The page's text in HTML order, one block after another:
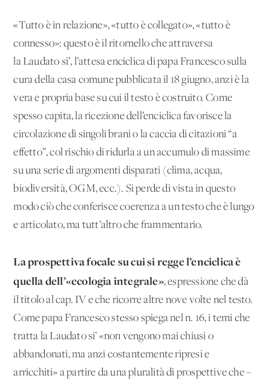
«Tutto è in relazione», «tutto è collegato», «tutto è
connesso»: questo è il ritornello che attraversa
la Laudato si’, l’attesa enciclica di papa Francesco sulla
cura della casa comune pubblicata il 18 giugno, anzi è la
vera e propria base su cui il testo è costruito. Come
spesso capita, la ricezione dell’enciclica favorisce la
circolazione di singoli brani o la caccia di citazioni “a
effetto”, col rischio di ridurla a un accumulo di massime
su una serie di argomenti disparati (clima, acqua,
biodiversità, OGM, ecc.). Si perde di vista in questo
modo ciò che conferisce coerenza a un testo che è lungo
e articolato, ma tutt’altro che frammentario.
La prospettiva focale su cui si regge l’enciclica è
quella dell’«ecologia integrale», espressione che dà
il titolo al cap. IV e che ricorre altre nove volte nel testo.
Come papa Francesco stesso spiega nel n. 16, i temi che
tratta la Laudato si’ «non vengono mai chiusi o
abbandonati, ma anzi costantemente ripresi e
arricchiti» a partire da una pluralità di prospettive che –